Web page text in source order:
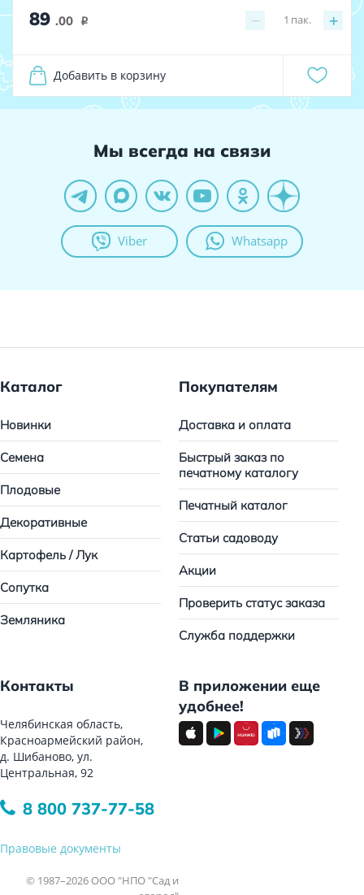
89 .00 i − +
1 пак.
Добавить в корзину
Мы всегда на связи
Viber Whatsapp
Каталог
Новинки
Семена
Плодовые
Декоративные
Картофель / Лук
Сопутка
Земляника
Покупателям
Доставка и оплата
Быстрый заказ по
печатному каталогу
Печатный каталог
Статьи садоводу
Акции
Проверить статус заказа
Служба поддержки
Контакты
Челябинская область,
Красноармейский район,
д. Шибаново, ул.
Центральная, 92
8 800 737-77-58
Правовые документы
© 1987–2026 ООО "НПО "Сад и
В приложении еще
удобнее!